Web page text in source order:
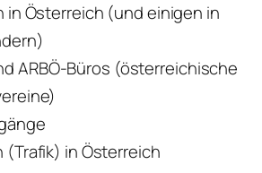
in Österreich (und einigen in
ARBÖ-Büros (österreichische
(Trafik) in Österreich